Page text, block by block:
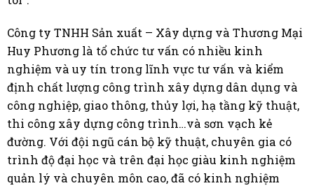
Công ty TNHH Sản xuất – Xây dựng và Thương Mại
Huy Phương là tổ chức tư vấn có nhiều kinh
nghiệm và uy tín trong lĩnh vực tư vấn và kiểm
định chất lượng công trình xây dựng dân dụng và
công nghiệp, giao thông, thủy lợi, hạ tầng kỹ thuật,
thi công xây dựng công trình…và sơn vạch kẻ
đường. Với đội ngũ cán bộ kỹ thuật, chuyên gia có
trình độ đại học và trên đại học giàu kinh nghiệm
quản lý và chuyên môn cao, đã có kinh nghiệm